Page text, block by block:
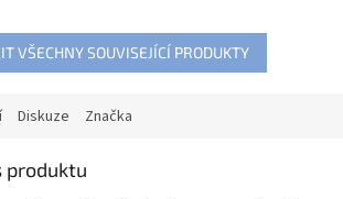
VŠECHNY SOUVISEJÍCÍ PRODUKTY
Diskuze Značka
produktu